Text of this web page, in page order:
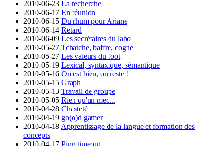
2010-06-23 La recherche
2010-06-17 En réunion
2010-06-15 Du rhum pour Ariane
2010-06-14 Retard
2010-06-09 Les secrétaires du labo
2010-05-27 Tchatche, baffre, cogne
2010-05-27 Les valeurs du foot
2010-05-19 Lexical, syntaxique, sémantique
2010-05-16 On est bien, on reste !
2010-05-15 Graph
2010-05-13 Travail de groupe
2010-05-05 Rien qu'un mec...
2010-04-28 Chasteté
2010-04-19 go(o)d gamer
2010-04-18 Apprentissage de la langue et formation des
concepts
2010-04-17 Ping timeout